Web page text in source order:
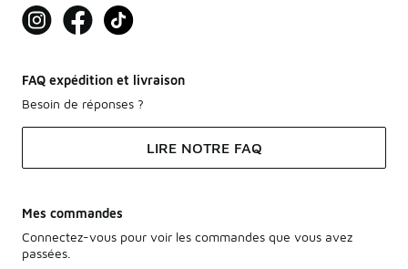
FAQ expédition et livraison
Besoin de réponses ?
LIRE NOTRE FAQ
Mes commandes
Connectez-vous pour voir les commandes que vous avez
passées.